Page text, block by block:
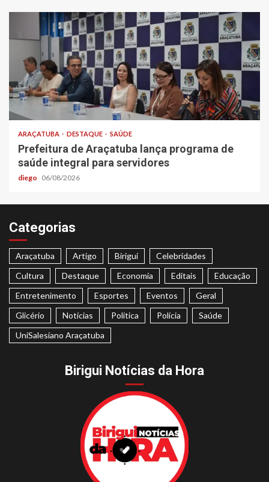
ARAÇATUBA DESTAQUE SAÚDE
Prefeitura de Araçatuba lança programa de
saúde integral para servidores
diego 06/08/2026
Categorias
Araçatuba Artigo Birigui
Celebridades
Cultura
Destaque Economia Editais
Educação
Entretenimento
Esportes Eventos
Geral
Glicério
Notícias Politica Polícia
Saúde
UniSalesiano Araçatuba
Birigui Notícias da Hora